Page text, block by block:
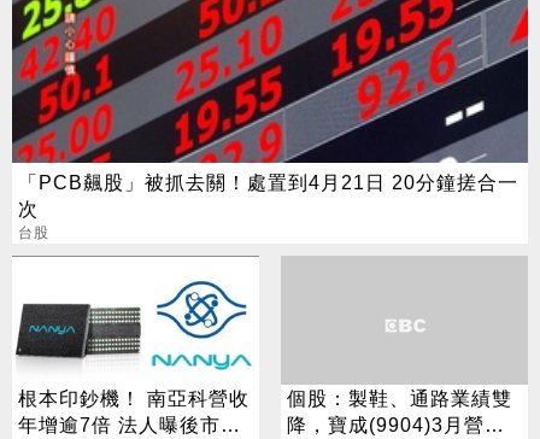
「PCB飆股」被抓去關！處置到4月21日 20分鐘搓合一
次
台股
根本印鈔機！ 南亞科營收
年增逾7倍 法人曝後市觀
個股：製鞋、通路業績雙
降，寶成(9904)3月營收